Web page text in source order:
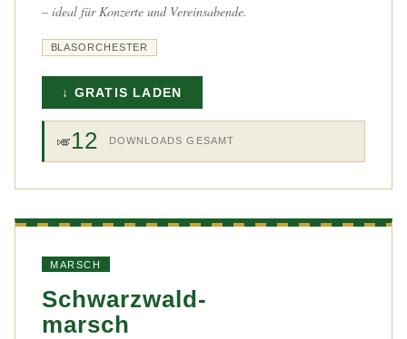
– ideal für Konzerte und Vereinsabende.
BLASORCHESTER
↓ GRATIS LADEN
🎺12 DOWNLOADS GESAMT
MARSCH
Schwarzwald-
marsch